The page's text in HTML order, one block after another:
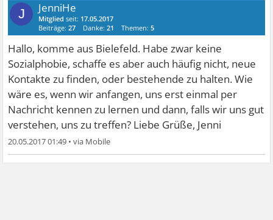
J JenniHe
Mitglied seit: 17.05.2017
Beiträge:27 Danke:21 Themen:5
Hallo, komme aus Bielefeld. Habe zwar keine
Sozialphobie, schaffe es aber auch häufig nicht, neue
Kontakte zu finden, oder bestehende zu halten. Wie
wäre es, wenn wir anfangen, uns erst einmal per
Nachricht kennen zu lernen und dann, falls wir uns gut
verstehen, uns zu treffen? Liebe Grüße, Jenni
20.05.2017 01:49 •